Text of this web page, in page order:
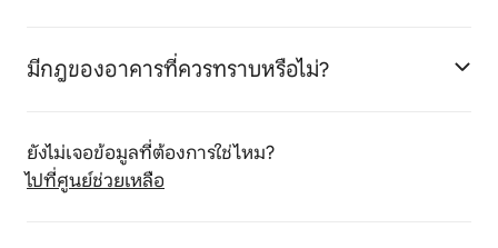
มีกฎของอาคารที่ควรทราบหรือไม่?
ยังไม่เจอข้อมูลที่ต้องการใช่ไหม?
ไปที่ศูนย์ช่วยเหลือ